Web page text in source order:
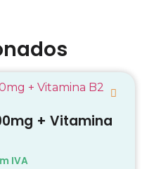
+ Vitamina
IVA